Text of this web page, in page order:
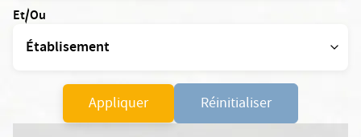
Et/Ou
Appliquer Réinitialiser